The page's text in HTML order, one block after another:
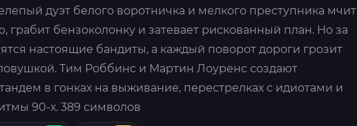
дуэт белого воротничка и мелкого преступника мчит
грабит бензоколонку и затевает рискованный план. Но за
настоящие бандиты, а каждый поворот дороги грозит
Тим Роббинс и Мартин Лоуренс создают
в гонках на выживание, перестрелках с идиотами и
90-х. 389 символов